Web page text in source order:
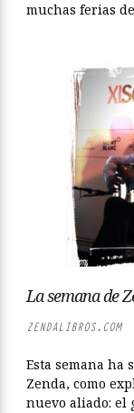
muchas ferias
La semana de
ZENDALIBROS.COM
Esta semana ha
Zenda, como
nuevo aliado: el